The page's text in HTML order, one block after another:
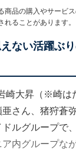
商品の購入やサービ
れることがあります。
ない活躍ぶ
崎大昇（※崎は
さん、猪狩蒼
ルグループで
内グループな